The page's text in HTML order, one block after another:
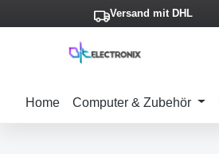
Hauptinhalt springen
Zur Suche springen
Zur Hauptnavigation springen
Versand mit DHL
Home Computer & Zubehör